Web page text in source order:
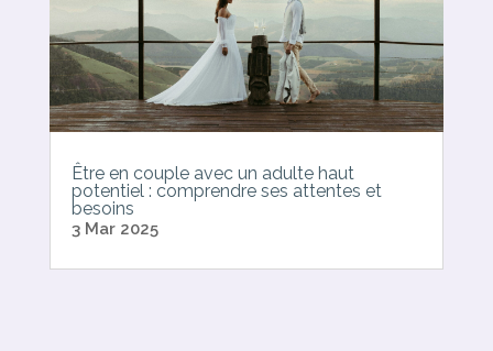
Être en couple avec un adulte haut
potentiel : comprendre ses attentes et
besoins
3 Mar 2025